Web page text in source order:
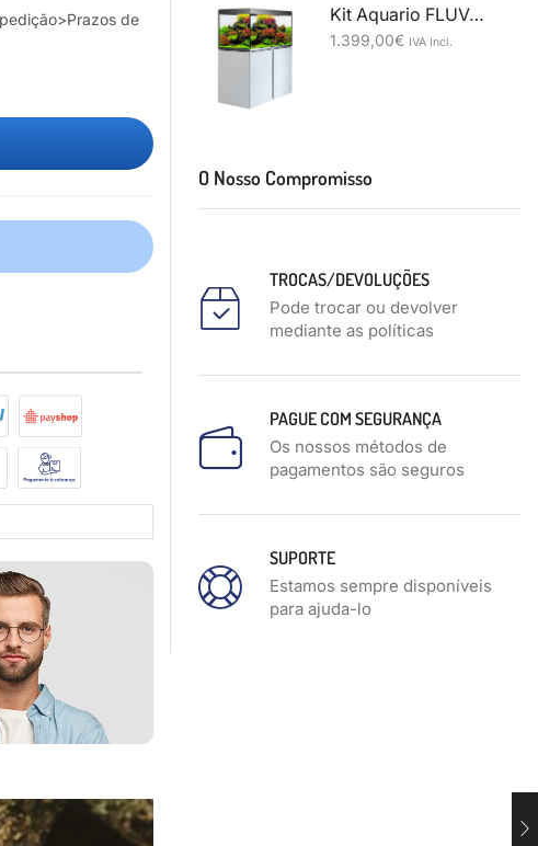
de
Kit Aquario FLUVAL SIENA 332L Branco
1.399,00€ IVA Incl.
O Nosso Compromisso
TROCAS/DEVOLUÇÕES
Pode trocar ou devolver
mediante as políticas
PAGUE COM SEGURANÇA
Os nossos métodos de
pagamentos são seguros
SUPORTE
Estamos sempre disponíveis
para ajuda-lo